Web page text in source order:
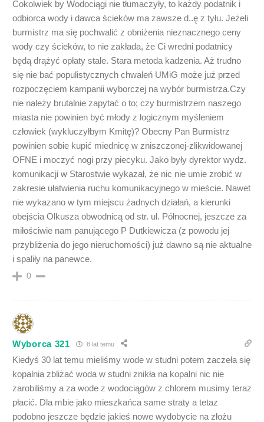
Cokolwiek by Wodociągi nie tłumaczyły, to każdy podatnik i
odbiorca wody i dawca ścieków ma zawsze d..ę z tyłu. Jeżeli
burmistrz ma się pochwalić z obniżenia nieznacznego ceny
wody czy ścieków, to nie zakłada, że Ci wredni podatnicy
będą drążyć opłaty stale. Stara metoda kadzenia. Aż trudno
się nie bać populistycznych chwaleń UMiG może już przed
rozpoczęciem kampanii wyborczej na wybór burmistrza.Czy
nie należy brutalnie zapytać o to; czy burmistrzem naszego
miasta nie powinien być młody z logicznym myśleniem
człowiek (wykluczyłbym Kmitę)? Obecny Pan Burmistrz
powinien sobie kupić miednicę w zniszczonej-zlikwidowanej
OFNE i moczyć nogi przy piecyku. Jako były dyrektor wydz.
komunikacji w Starostwie wykazał, że nic nie umie zrobić w
zakresie ułatwienia ruchu komunikacyjnego w mieście. Nawet
nie wykazano w tym miejscu żadnych działań, a kierunki
obejścia Olkusza obwodnicą od str. ul. Północnej, jeszcze za
miłościwie nam panującego P Dutkiewicza (z powodu jej
przybliżenia do jego nieruchomości) już dawno są nie aktualne
i spaliły na panewce.
0
Wyborca 321 8 lat temu
Kiedyś 30 lat temu mieliśmy wode w studni potem zaczeła się
kopalnia zbliżać woda w studni znikła na kopalni nic nie
zarobiliśmy a za wode z wodociągów z chlorem musimy teraz
płacić. Dla mbie jako mieszkańca same straty a tetaz
podobno jeszcze będzie jakieś nowe wydobycie na złożu